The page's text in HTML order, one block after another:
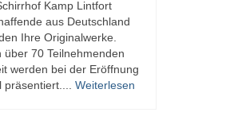
Kamp Lintfort
aus Deutschland
Ihre Originalwerke.
über 70 Teilnehmenden
werden bei der Eröffnung
Weiterlesen